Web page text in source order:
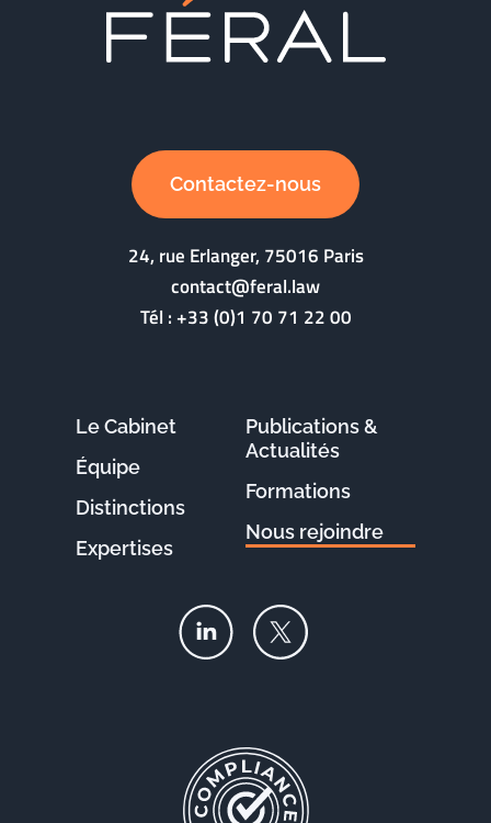
Contactez-nous
24, rue Erlanger, 75016 Paris
contact@feral.law
Tél :+33 (0)1 70 71 22 00
Le Cabinet
Équipe
Distinctions
Expertises
Publications &
Actualités
Formations
Nous rejoindre